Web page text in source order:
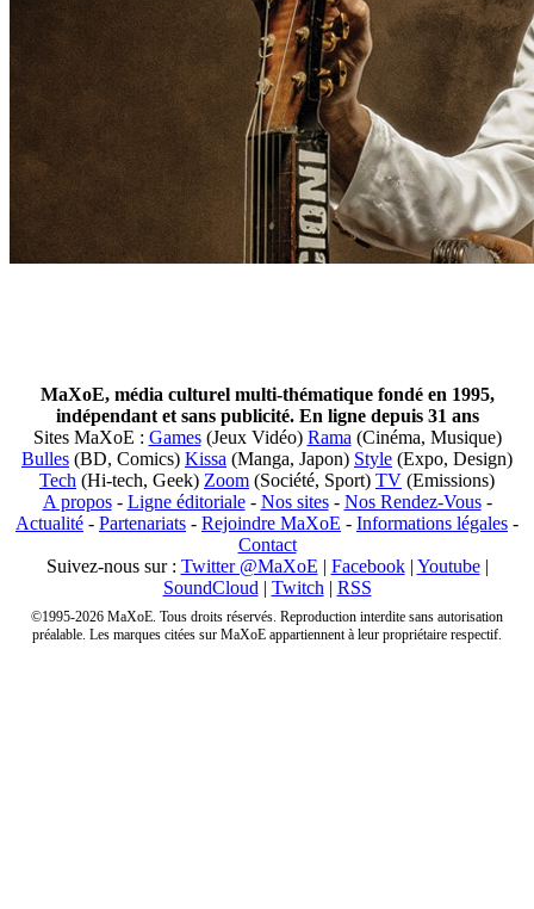
MaXoE, média culturel multi-thématique fondé en 1995,
indépendant et sans publicité. En ligne depuis 31 ans
Sites MaXoE : Games(Jeux Vidéo) Rama (Cinéma, Musique)
Bulles (BD, Comics) Kissa (Manga, Japon) Style (Expo, Design)
Tech (Hi-tech, Geek) Zoom (Société, Sport) TV (Emissions)
A propos- Ligne éditoriale- Nos sites- Nos Rendez-Vous-
Actualité - Partenariats - Rejoindre MaXoE - Informations légales -
Contact
Suivez-nous sur : Twitter @MaXoE | Facebook| Youtube|
SoundCloud | Twitch | RSS
©1995-2026 MaXoE. Tous droits réservés. Reproduction interdite sans autorisation
préalable. Les marques citées sur MaXoE appartiennent à leur propriétaire respectif.